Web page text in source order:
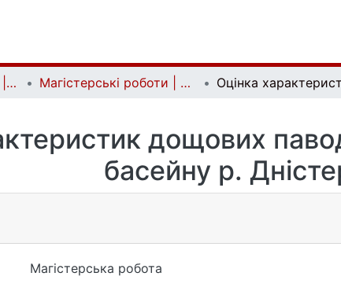
Кваліфікаційні роботи | Qualifying works Магістерські роботи | Master's theses
дощових
басейну р.
Магістерська робота